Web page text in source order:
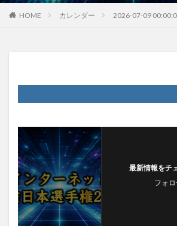
HOME カレンダー 2026-07-09
最新情報をチ
フォ